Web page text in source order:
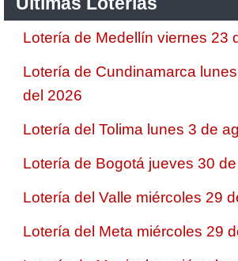
Lotería de Medellín viernes 23
Lotería de Cundinamarca
del 2026
Lotería del Tolima lunes 3 de
Lotería de Bogotá jueves 30
Lotería del Valle miércoles 29
Lotería del Meta miércoles 29